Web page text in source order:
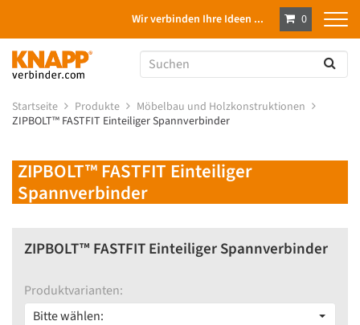
Wir verbinden Ihre Ideen ... 0
Startseite Produkte
Möbelbau und Holzkonstruktionen
ZIPBOLT™ FASTFIT Einteiliger Spannverbinder
ZIPBOLT™ FASTFIT Einteiliger
Spannverbinder
ZIPBOLT™ FASTFIT Einteiliger Spannverbinder
Produktvarianten:
Bitte wählen: